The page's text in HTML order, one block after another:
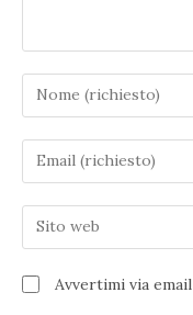
Inserisci
il
tuo
nome
nome
utente
per
Inserisci
il
tuo
indirizzo
per
Inserisci
l'URL
del
sito
Avvertimi via